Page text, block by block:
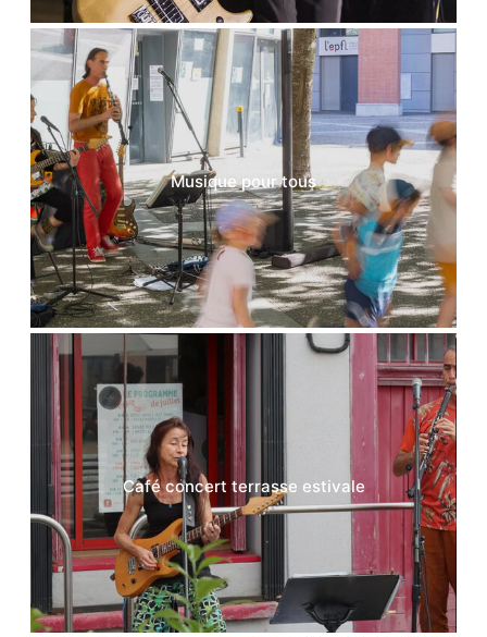
Musique pour tous
Café concert terrasse estivale